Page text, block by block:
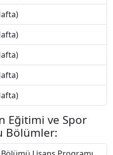
Eğitimi ve Spor
Bölümler: